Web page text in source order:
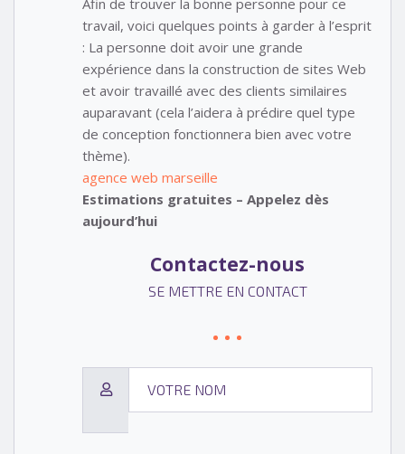
Afin de trouver la bonne personne pour ce
travail, voici quelques points à garder à l’esprit
: La personne doit avoir une grande
expérience dans la construction de sites Web
et avoir travaillé avec des clients similaires
auparavant (cela l’aidera à prédire quel type
de conception fonctionnera bien avec votre
thème).
agence web marseille
Estimations gratuites – Appelez dès
aujourd’hui
Contactez-nous
SE METTRE EN CONTACT